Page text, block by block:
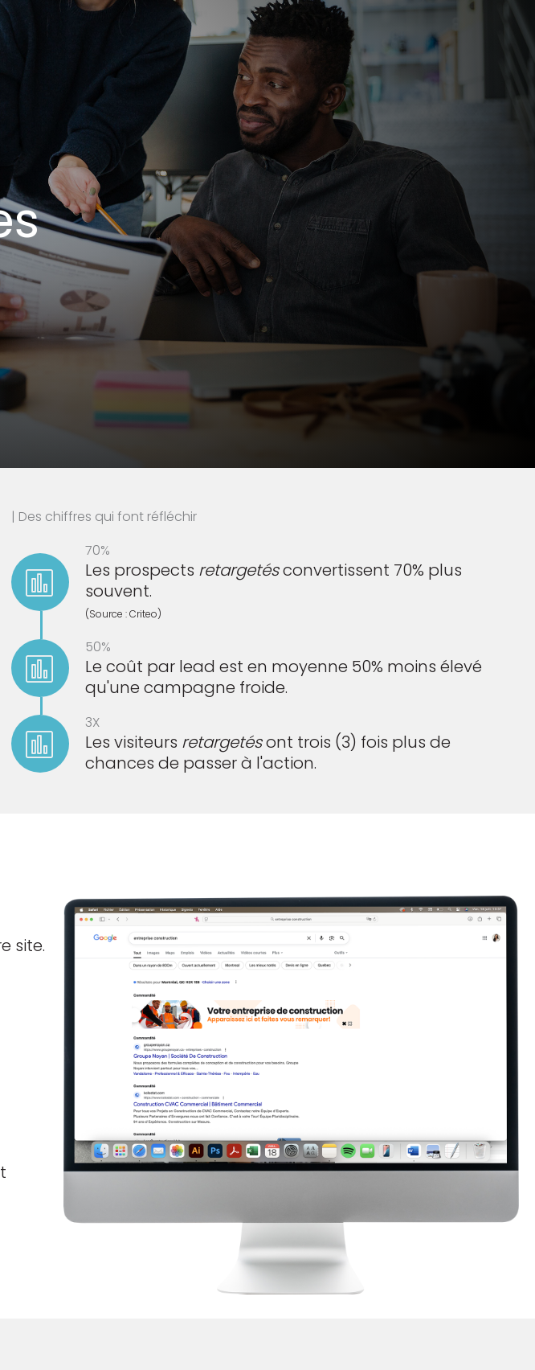
| Des chiffres qui font réfléchir
70%
Les prospects retargetésconvertissent 70% plus
souvent.
(Source : Criteo)
50%
Le coût par lead est en moyenne 50% moins élevé
qu'une campagne froide.
3X
Les visiteurs retargetésont trois (3) fois plus de
chances de passer à l'action.
site.